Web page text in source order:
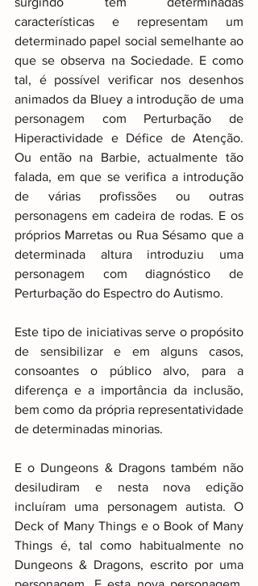
características e representam um
determinado papel social semelhante ao
que se observa na Sociedade. E como
tal, é possível verificar nos desenhos
animados da Bluey a introdução de uma
personagem com Perturbação de
Hiperactividade e Défice de Atenção.
Ou então na Barbie, actualmente tão
falada, em que se verifica a introdução
de várias profissões ou outras
personagens em cadeira de rodas. E os
próprios Marretas ou Rua Sésamo que a
determinada altura introduziu uma
personagem com diagnóstico de
Perturbação do Espectro do Autismo.
Este tipo de iniciativas serve o propósito
de sensibilizar e em alguns casos,
consoantes o público alvo, para a
diferença e a importância da inclusão,
bem como da própria representatividade
de determinadas minorias.
E o Dungeons & Dragons também não
desiludiram e nesta nova edição
incluíram uma personagem autista. O
Deck of Many Things e o Book of Many
Things é, tal como habitualmente no
Dungeons & Dragons, escrito por uma